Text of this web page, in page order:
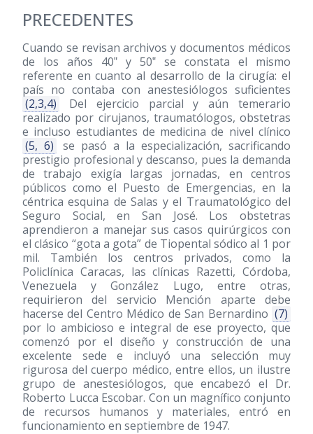
PRECEDENTES
Cuando se revisan archivos y documentos médicos
de los años 40‟ y 50‟ se constata el mismo
referente en cuanto al desarrollo de la cirugía: el
país no contaba con anestesiólogos suficientes
(2,3,4)
Del ejercicio parcial y aún temerario
realizado por cirujanos, traumatólogos, obstetras
e incluso estudiantes de medicina de nivel clínico
(5, 6)
se pasó a la especialización, sacrificando
prestigio profesional y descanso, pues la demanda
de trabajo exigía largas jornadas, en centros
públicos como el Puesto de Emergencias, en la
céntrica esquina de Salas y el Traumatológico del
Seguro Social, en San José. Los obstetras
aprendieron a manejar sus casos quirúrgicos con
el clásico “gota a gota” de Tiopental sódico al 1 por
mil. También los centros privados, como la
Policlínica Caracas, las clínicas Razetti, Córdoba,
Venezuela y González Lugo, entre otras,
requirieron del servicio Mención aparte debe
hacerse del Centro Médico de San Bernardino (7)
por lo ambicioso e integral de ese proyecto, que
comenzó por el diseño y construcción de una
excelente sede e incluyó una selección muy
rigurosa del cuerpo médico, entre ellos, un ilustre
grupo de anestesiólogos, que encabezó el Dr.
Roberto Lucca Escobar. Con un magnífico conjunto
de recursos humanos y materiales, entró en
funcionamiento en septiembre de 1947.